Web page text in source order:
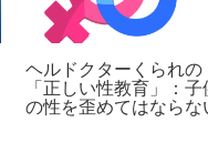
ヘルドクターくられの
「正しい性教育」：子
の性を歪めてはならな